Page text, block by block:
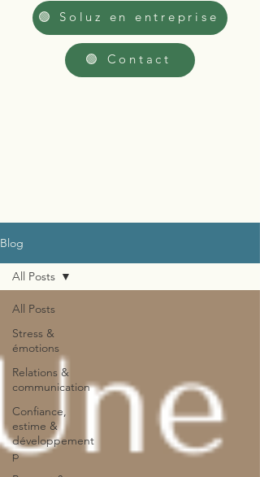
🟢 Soluz en entreprise
🟢 Contact
Blog
All Posts
Stress &
émotions
Relations &
communication
Confiance,
estime &
développement
p
All Posts